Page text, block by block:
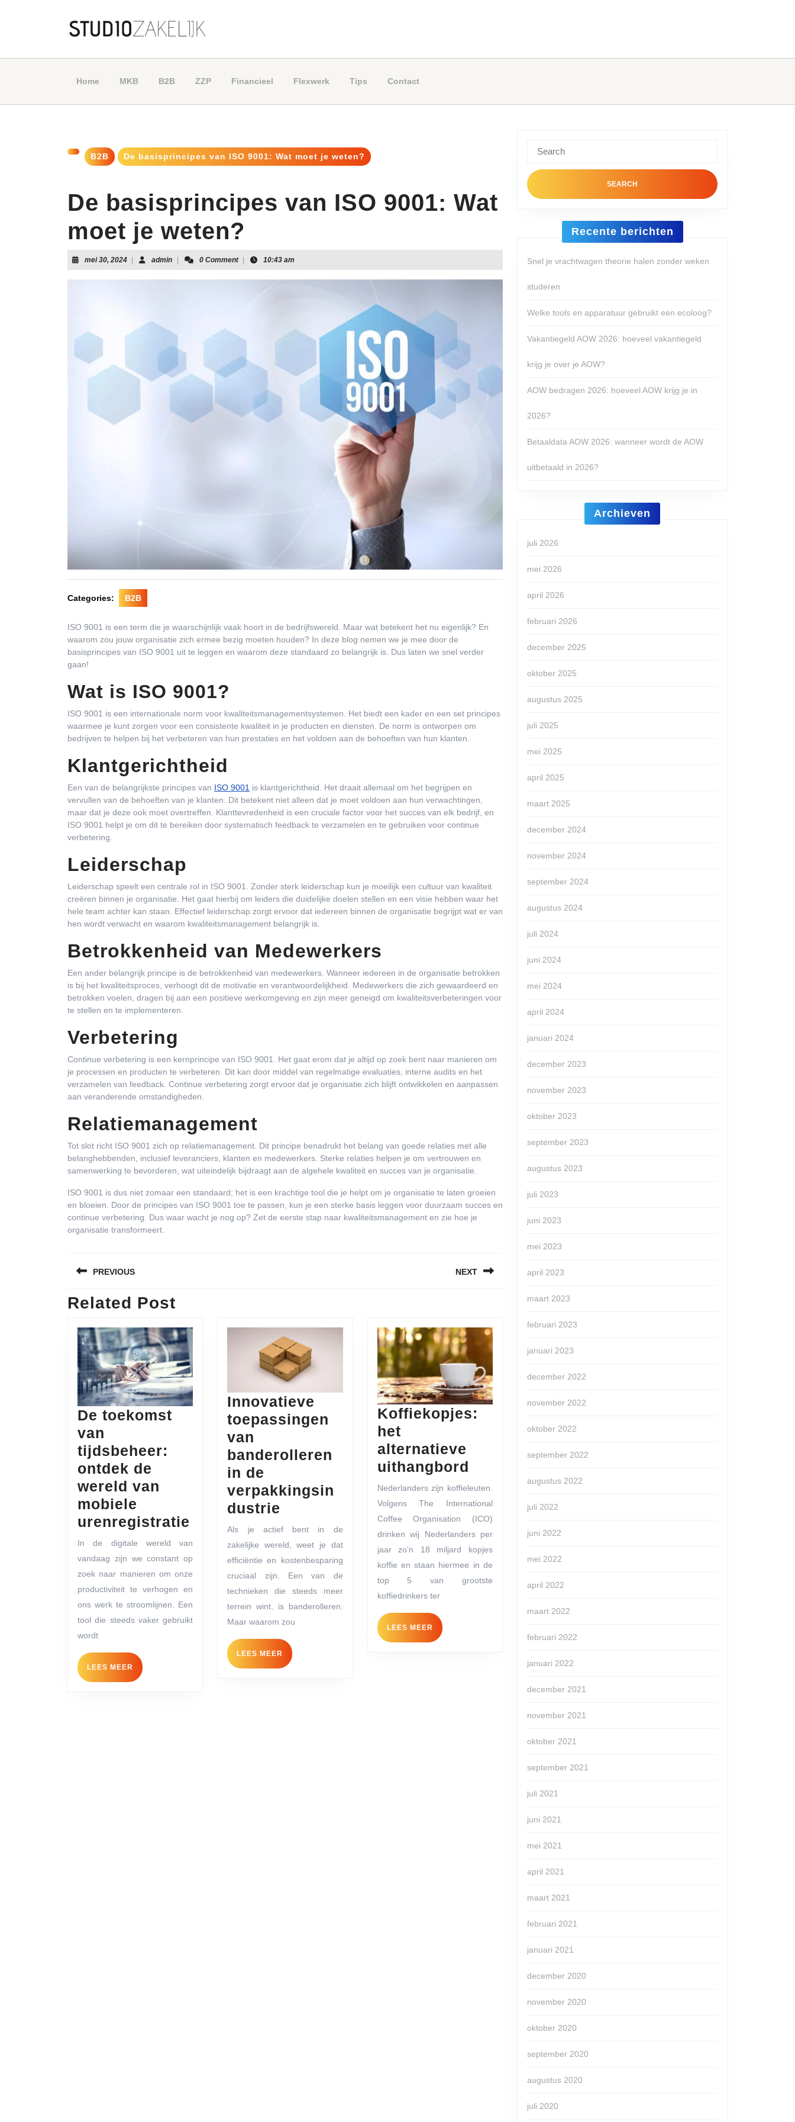
Home
MKB B2B ZZP Financieel Flexwerk Tips Contact
B2B De basisprincipes van ISO 9001: Wat moet je weten?
De basisprincipes van ISO 9001: Wat
moet je weten?
mei 30, 2024mei
30,
2024
adminadmin 0 Comment 10:43 am
Categories: B2B
ISO 9001 is een term die je waarschijnlijk vaak hoort in de bedrijfswereld. Maar wat betekent het nu eigenlijk? En
waarom zou jouw organisatie zich ermee bezig moeten houden? In deze blog nemen we je mee door de
basisprincipes van ISO 9001 uit te leggen en waarom deze standaard zo belangrijk is. Dus laten we snel verder
gaan!
Wat is ISO 9001?
ISO 9001 is een internationale norm voor kwaliteitsmanagementsystemen. Het biedt een kader en een set principes
waarmee je kunt zorgen voor een consistente kwaliteit in je producten en diensten. De norm is ontworpen om
bedrijven te helpen bij het verbeteren van hun prestaties en het voldoen aan de behoeften van hun klanten.
Klantgerichtheid
Een van de belangrijkste principes van ISO 9001 is klantgerichtheid. Het draait allemaal om het begrijpen en
vervullen van de behoeften van je klanten. Dit betekent niet alleen dat je moet voldoen aan hun verwachtingen,
maar dat je deze ook moet overtreffen. Klanttevredenheid is een cruciale factor voor het succes van elk bedrijf, en
ISO 9001 helpt je om dit te bereiken door systematisch feedback te verzamelen en te gebruiken voor continue
verbetering.
Leiderschap
Leiderschap speelt een centrale rol in ISO 9001. Zonder sterk leiderschap kun je moeilijk een cultuur van kwaliteit
creëren binnen je organisatie. Het gaat hierbij om leiders die duidelijke doelen stellen en een visie hebben waar het
hele team achter kan staan. Effectief leiderschap zorgt ervoor dat iedereen binnen de organisatie begrijpt wat er van
hen wordt verwacht en waarom kwaliteitsmanagement belangrijk is.
Betrokkenheid van Medewerkers
Een ander belangrijk principe is de betrokkenheid van medewerkers. Wanneer iedereen in de organisatie betrokken
is bij het kwaliteitsproces, verhoogt dit de motivatie en verantwoordelijkheid. Medewerkers die zich gewaardeerd en
betrokken voelen, dragen bij aan een positieve werkomgeving en zijn meer geneigd om kwaliteitsverbeteringen voor
te stellen en te implementeren.
Verbetering
Continue verbetering is een kernprincipe van ISO 9001. Het gaat erom dat je altijd op zoek bent naar manieren om
je processen en producten te verbeteren. Dit kan door middel van regelmatige evaluaties, interne audits en het
verzamelen van feedback. Continue verbetering zorgt ervoor dat je organisatie zich blijft ontwikkelen en aanpassen
aan veranderende omstandigheden.
Relatiemanagement
Tot slot richt ISO 9001 zich op relatiemanagement. Dit principe benadrukt het belang van goede relaties met alle
belanghebbenden, inclusief leveranciers, klanten en medewerkers. Sterke relaties helpen je om vertrouwen en
samenwerking te bevorderen, wat uiteindelijk bijdraagt aan de algehele kwaliteit en succes van je organisatie.
ISO 9001 is dus niet zomaar een standaard; het is een krachtige tool die je helpt om je organisatie te laten groeien
en bloeien. Door de principes van ISO 9001 toe te passen, kun je een sterke basis leggen voor duurzaam succes en
continue verbetering. Dus waar wacht je nog op? Zet de eerste stap naar kwaliteitsmanagement en zie hoe je
organisatie transformeert.
navigatie
PREVIOUS
Previous
NEXT
Related Post
De toekomst
van
tijdsbeheer:
ontdek de
wereld van
mobiele
urenregistratie
toekomst
van
tijdsbeheer:
ontdek
de
wereld
mobiele
In de digitale wereld van
vandaag zijn we constant op
zoek naar manieren om onze
productiviteit te verhogen en
ons werk te stroomlijnen. Een
tool die steeds vaker gebruikt
wordt
LEES MEER LEES
MEER
Innovatieve
toepassingen
van
banderolleren
in de
verpakkingsin
dustrie
toepassingen
van
banderolleren
in
de
verpakkingsindustrie
Als je actief bent in de
zakelijke wereld, weet je dat
efficiëntie en kostenbesparing
cruciaal zijn. Een van de
technieken die steeds meer
terrein wint, is banderolleren.
Maar waarom zou
LEES MEER LEES
MEER
Koffiekopjes:
het
alternatieve
uithangbord
het
alternatieve
uithangbord
Nederlanders zijn koffieleuten.
Volgens The International
Coffee Organisation (ICO)
drinken wij Nederlanders per
jaar zo’n 18 miljard kopjes
koffie en staan hiermee in de
top 5 van grootste
koffiedrinkers ter
LEES MEER LEES
MEER
for:
Recente berichten
Snel je vrachtwagen theorie halen zonder weken
studeren
Welke tools en apparatuur gebruikt een ecoloog?
Vakantiegeld AOW 2026: hoeveel vakantiegeld
krijg je over je AOW?
AOW bedragen 2026: hoeveel AOW krijg je in
2026?
Betaaldata AOW 2026: wanneer wordt de AOW
uitbetaald in 2026?
Archieven
juli 2026
mei 2026
april 2026
februari 2026
december 2025
oktober 2025
augustus 2025
juli 2025
mei 2025
april 2025
maart 2025
december 2024
november 2024
september 2024
augustus 2024
juli 2024
juni 2024
mei 2024
april 2024
januari 2024
december 2023
november 2023
oktober 2023
september 2023
augustus 2023
juli 2023
juni 2023
mei 2023
april 2023
maart 2023
februari 2023
januari 2023
december 2022
november 2022
oktober 2022
september 2022
augustus 2022
juli 2022
juni 2022
mei 2022
april 2022
maart 2022
februari 2022
januari 2022
december 2021
november 2021
oktober 2021
september 2021
juli 2021
juni 2021
mei 2021
april 2021
maart 2021
februari 2021
januari 2021
december 2020
november 2020
oktober 2020
september 2020
augustus 2020
juli 2020